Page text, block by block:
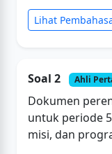
Lihat
Soal 2 Ahli
Dokumen
untuk periode
misi, dan